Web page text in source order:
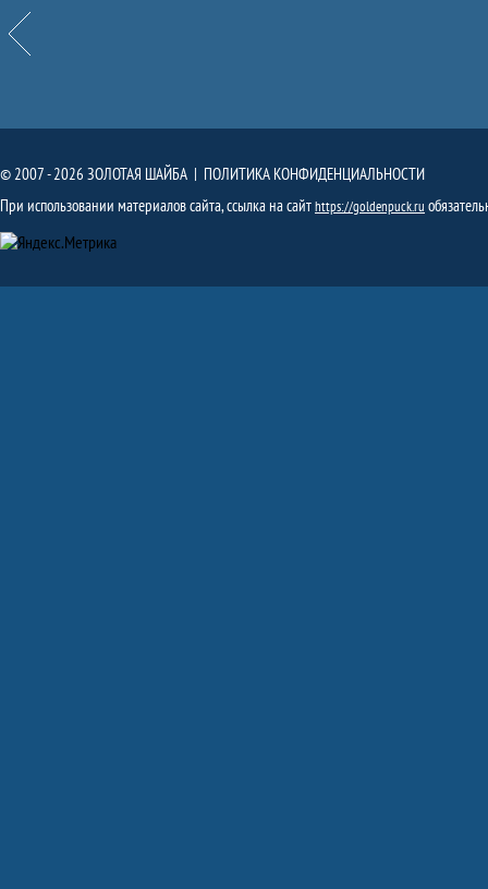
Назад
© 2007 - 2026 ЗОЛОТАЯ ШАЙБА | ПОЛИТИКА КОНФИДЕНЦИАЛЬНОСТИ
При использовании материалов сайта, ссылка на сайтhttps://goldenpuck.ru